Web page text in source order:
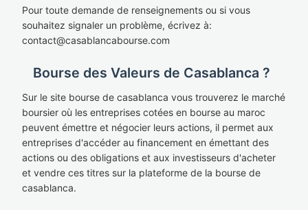
Pour toute demande de renseignements ou si vous
souhaitez signaler un problème, écrivez à:
contact@casablancabourse.com
Bourse des Valeurs de Casablanca ?
Sur le site bourse de casablanca vous trouverez le marché
boursier où les entreprises cotées en bourse au maroc
peuvent émettre et négocier leurs actions, il permet aux
entreprises d'accéder au financement en émettant des
actions ou des obligations et aux investisseurs d'acheter
et vendre ces titres sur la plateforme de la bourse de
casablanca.